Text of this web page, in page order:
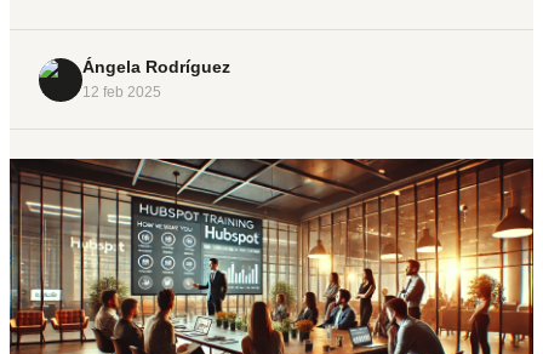
Ángela Rodríguez
12 feb 2025